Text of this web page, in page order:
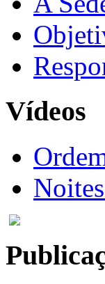
Vídeos